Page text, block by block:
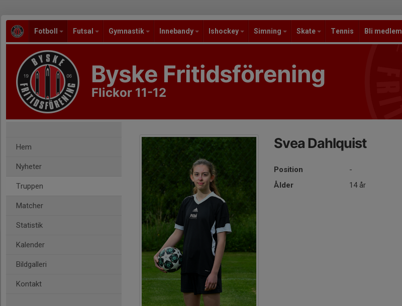
Fotboll Futsal Gymnastik Innebandy Ishockey Simning Skate Tennis Bli medlem
Byske Fritidsförening
Flickor 11-12
Hem
Nyheter
Truppen
Matcher
Statistik
Kalender
Bildgalleri
Kontakt
Svea Dahlquist
Position
-
Ålder
14 år